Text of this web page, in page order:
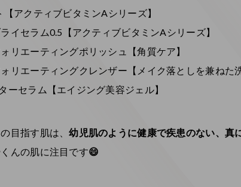
【アクティブビタミンAシリーズ】
ライセラム0.5【アクティブビタミンAシリーズ】
ォリエーティングポリッシュ【角質ケア】
ォリエーティングクレンザー【メイク落としを兼ねた
ーセラム【エイジング美容ジェル】
目指す肌は、幼児肌のように健康で疾患のない、真
んの肌に注目です😄